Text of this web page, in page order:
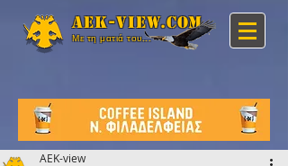
Aek-view.com
Με τη ματιά του...
AEK-view